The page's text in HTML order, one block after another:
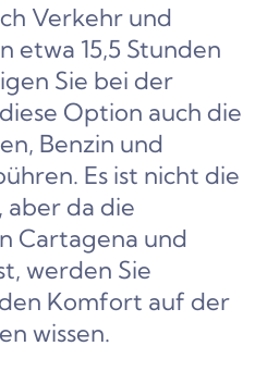
Verkehr und
etwa 15,5 Stunden
Sie bei der
Option auch die
Benzin und
Es ist nicht die
aber da die
Cartagena und
werden Sie
Komfort auf der
wissen.